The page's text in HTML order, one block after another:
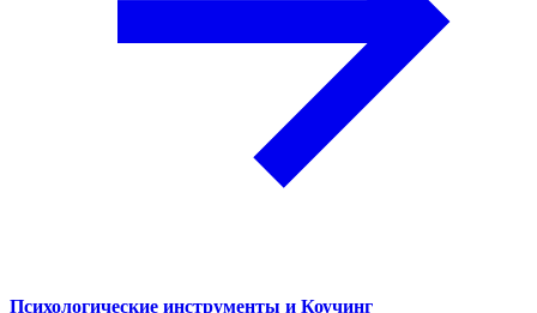
Психологические инструменты и Коучинг